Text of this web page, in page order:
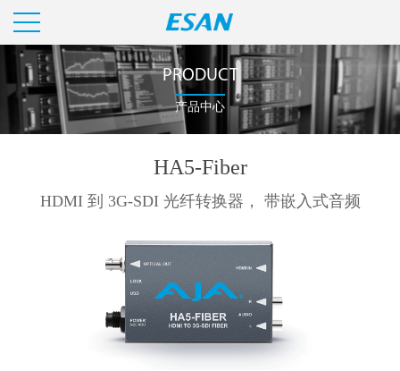
PRODUCT
产品中心
HA5-Fiber
HDMI 到 3G-SDI 光纤转换器， 带嵌入式音频